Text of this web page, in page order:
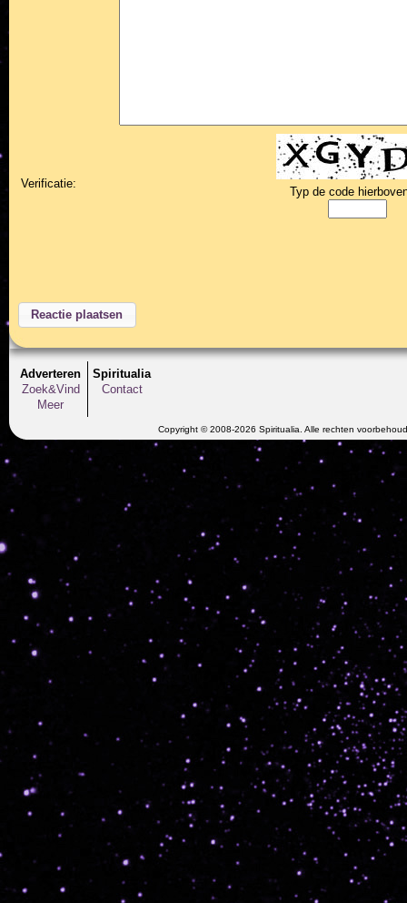
Verificatie:
Typ de code
Adverteren
Zoek&Vind
Meer
Spiritualia
Contact
Copyright © 2008-2026 Spiritualia. Alle rechten